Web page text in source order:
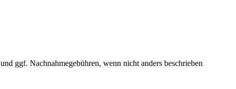
und ggf. Nachnahmegebühren, wenn nicht anders beschrieben